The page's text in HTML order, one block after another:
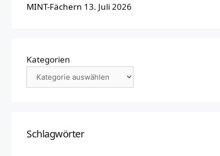
MINT-Fächern 13. Juli 2026
Kategorien
Schlagwörter